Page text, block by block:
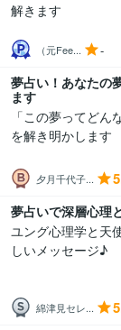
解きます
（元Fee... -
夢占い！あなたの
ます
「この夢ってど
を解き明かします
夕月千代子...
夢占いで深層心理
ユング心理学と天
しいメッセージ♪
綿津見セレ...